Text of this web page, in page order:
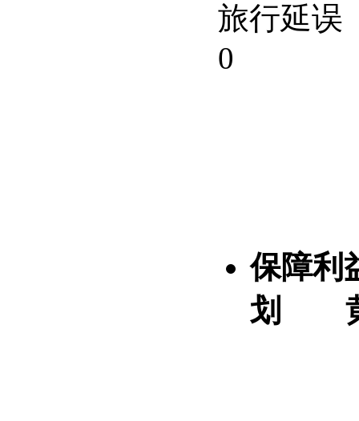
旅行延误
0
保障利
划